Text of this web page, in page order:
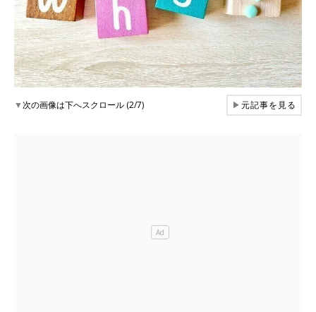
▼次の画像は下へスクロール (2/7) ▶元記事を見る